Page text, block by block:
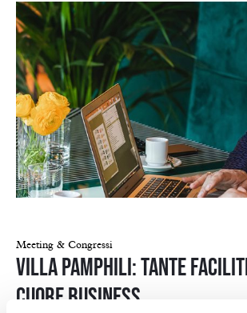
Meeting & Congressi
Villa Pamphili: tante
cuore Business